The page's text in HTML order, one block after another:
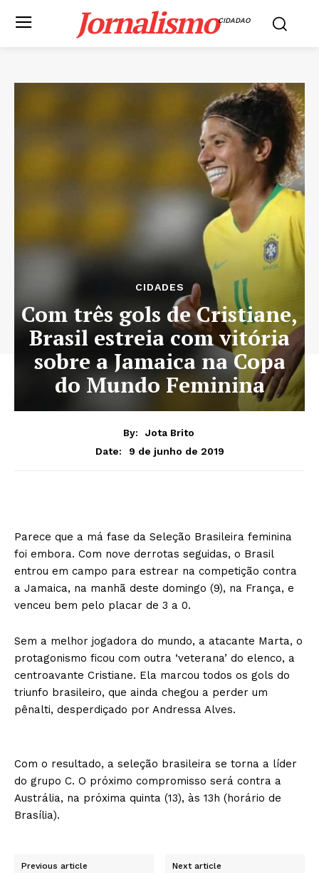
JornalismoCIDADAO
CIDADES
Com três gols de Cristiane,
Brasil estreia com vitória
sobre a Jamaica na Copa
do Mundo Feminina
By:
Jota Brito
Date:
9 de junho de 2019
Parece que a má fase da Seleção Brasileira feminina
foi embora. Com nove derrotas seguidas, o Brasil
entrou em campo para estrear na competição contra
a Jamaica, na manhã deste domingo (9), na França, e
venceu bem pelo placar de 3 a 0.
Sem a melhor jogadora do mundo, a atacante Marta, o
protagonismo ficou com outra ‘veterana’ do elenco, a
centroavante Cristiane. Ela marcou todos os gols do
triunfo brasileiro, que ainda chegou a perder um
pênalti, desperdiçado por Andressa Alves.
Com o resultado, a seleção brasileira se torna a líder
do grupo C. O próximo compromisso será contra a
Austrália, na próxima quinta (13), às 13h (horário de
Brasília).
Previous article Next article